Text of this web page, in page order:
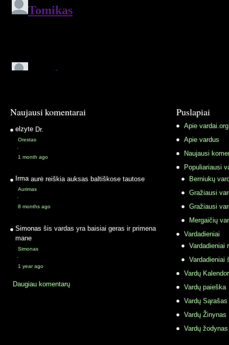
Naujausi komentarai
elzyte Dr.
Orestas
·
1 month ago
Irma aurė reiškia auksas baltiškose tautose
Aurimas
·
8 months ago
Simonas šis vardas yra baisiai geras ir primena
mane
Simonas
·
1 year ago
Daugiau komentarų
Puslapiai
Apie vardai.org
Apie vardus
Naujausi
Populiariausi
Berniukų
Gražiausi
Gražiausi
Mergaičių
Vardadieniai
Vardadieniai
Vardadieniai
Vardų
Vardų paieška
Vardų Sąrašas
Vardų Žinynas
Vardų